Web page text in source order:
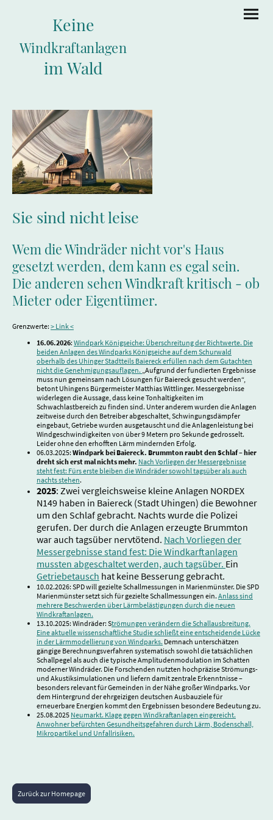
Keine
Windkraftanlagen
im Wald
Sie sind nicht leise
Wem die Windräder nicht vor's Haus
gesetzt werden, dem kann es egal sein.
Die anderen sehen Windkraft kritisch - ob
Mieter oder Eigentümer.
Grenzwerte: > Link <
16.06.2026: Windpark Königseiche: Überschreitung der Richtwerte. Die
beiden Anlagen des Windparks Königseiche auf dem Schurwald
oberhalb des Uhinger Stadtteils Baiereck erfüllen nach dem Gutachten
nicht die Genehmigungsauflagen. „Aufgrund der fundierten Ergebnisse
muss nun gemeinsam nach Lösungen für Baiereck gesucht werden“,
betont Uhingens Bürgermeister Matthias Wittlinger. Messergebnisse
widerlegen die Aussage, dass keine Tonhaltigkeiten im
Schwachlastbereich zu finden sind. Unter anderem wurden die Anlagen
zeitweise durch den Betreiber abgeschaltet, Schwingungsdämpfer
eingebaut, Getriebe wurden ausgetauscht und die Anlagenleistung bei
Windgeschwindigkeiten von über 9 Metern pro Sekunde gedrosselt.
Leider ohne den erhofften Lärm mindernden Erfolg.
06.03.2025: Windpark bei Baiereck. Brummton raubt den Schlaf – hier
dreht sich erst mal nichts mehr. Nach Vorliegen der Messergebnisse
steht fest: Fürs erste bleiben die Windräder sowohl tagsüber als auch
nachts stehen.
2025: Zwei vergleichsweise kleine Anlagen NORDEX
N149 haben in Baiereck (Stadt Uhingen) die Bewohner
um den Schlaf gebracht. Nachts wurde die Polizei
gerufen. Der durch die Anlagen erzeugte Brummton
war auch tagsüber nervtötend. Nach Vorliegen der
Messergebnisse stand fest: Die Windkarftanlagen
mussten abgeschaltet werden, auch tagsüber. Ein
Getriebetausch hat keine Besserung gebracht.
10.02.2026: SPD will gezielte Schallmessungen in Marienmünster. Die SPD
Marienmünster setzt sich für gezielte Schallmessungen ein. Anlass sind
mehrere Beschwerden über Lärmbelästigungen durch die neuen
Windkraftanlagen.
13.10.2025: Windräder: Strömungen verändern die Schallausbreitung.
Eine aktuelle wissenschaftliche Studie schließt eine entscheidende Lücke
in der Lärmmodellierung von Windparks. Demnach unterschätzen
gängige Berechnungsverfahren systematisch sowohl die tatsächlichen
Schallpegel als auch die typische Amplitudenmodulation im Schatten
moderner Windräder. Die Forschenden nutzten hochpräzise Strömungs-
und Akustiksimulationen und liefern damit zentrale Erkenntnisse –
besonders relevant für Gemeinden in der Nähe großer Windparks. Vor
dem Hintergrund der ehrgeizigen deutschen Ausbauziele für
erneuerbare Energien kommt den Ergebnissen besondere Bedeutung zu.
25.08.2025 Neumarkt. Klage gegen Windkraftanlagen eingereicht.
Anwohner befürchten Gesundheitsgefahren durch Lärm, Bodenschall,
Mikropartikel und Unfallrisiken.
Zurück zur Homepage